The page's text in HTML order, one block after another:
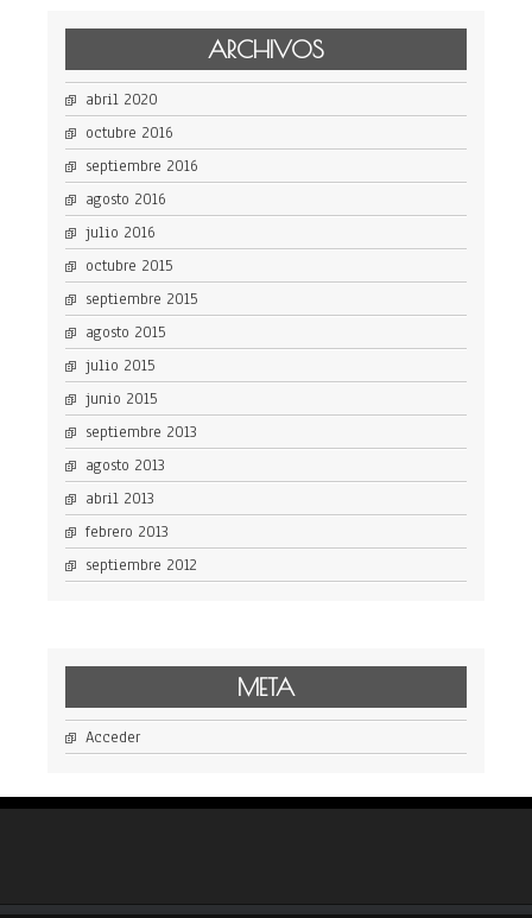
ARCHIVOS
abril 2020
octubre 2016
septiembre 2016
agosto 2016
julio 2016
octubre 2015
septiembre 2015
agosto 2015
julio 2015
junio 2015
septiembre 2013
agosto 2013
abril 2013
febrero 2013
septiembre 2012
META
Acceder